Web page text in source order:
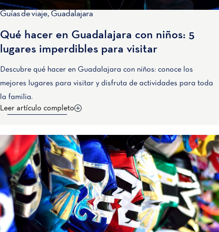
Guías de viaje, Guadalajara
Qué hacer en Guadalajara con niños: 5
lugares imperdibles para visitar
Descubre qué hacer en Guadalajara con niños: conoce los
mejores lugares para visitar y disfruta de actividades para toda
la familia.
Leer artículo completo